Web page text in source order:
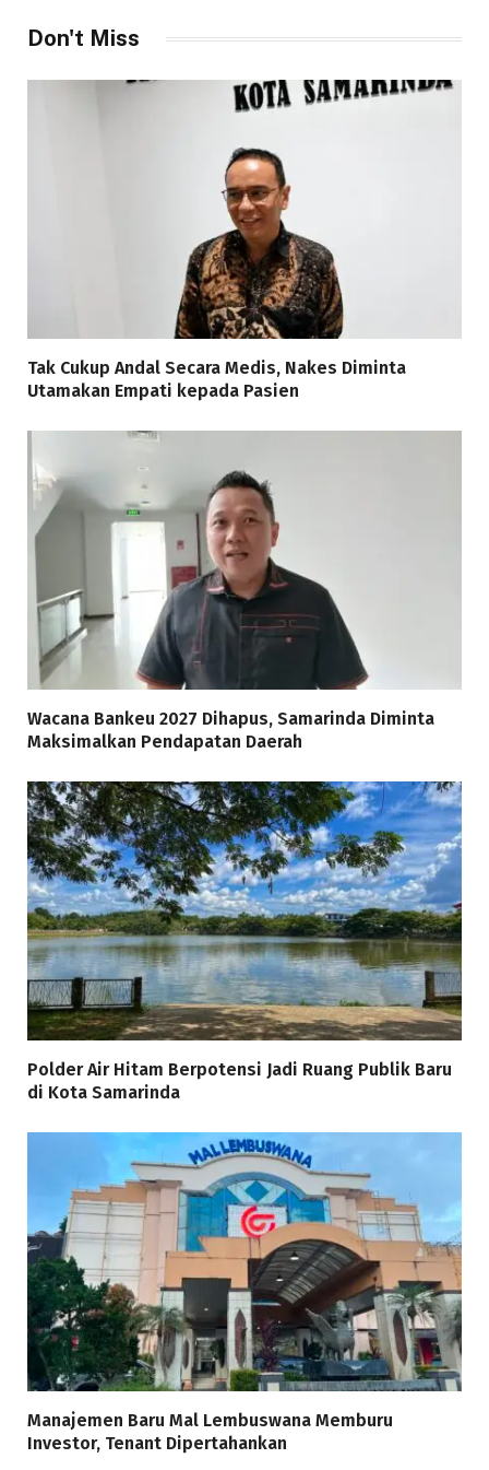
Don't Miss
Tak Cukup Andal Secara Medis, Nakes Diminta
Utamakan Empati kepada Pasien
Wacana Bankeu 2027 Dihapus, Samarinda Diminta
Maksimalkan Pendapatan Daerah
Polder Air Hitam Berpotensi Jadi Ruang Publik Baru
di Kota Samarinda
Manajemen Baru Mal Lembuswana Memburu
Investor, Tenant Dipertahankan